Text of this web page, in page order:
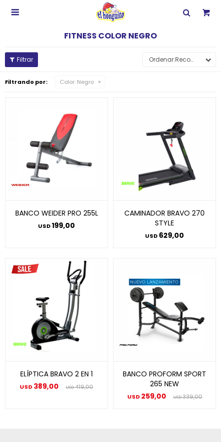

FITNESS COLOR NEGRO
Recomendados
Filtrando por: Color: Negro
BANCO WEIDER PRO 255L
USD199,00
CAMINADOR BRAVO 270
STYLE
USD 629,00
ELÍPTICA BRAVO 2 EN 1
USD 389,00 USD419,00
BANCO PROFORM SPORT
265 NEW
USD 259,00 USD339,00